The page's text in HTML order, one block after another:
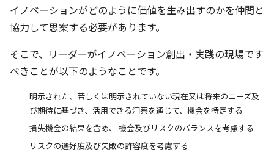
イノベーションがどのように価値を生み出すのかを仲間と
協力して思案する必要があります。
そこで、リーダーがイノベーション創出・実践の現場です
べきことが以下のようなことです。
明示された、若しくは明示されていない現在又は将来のニーズ及
び期待に基づき、活用できる洞察を通じて、機会を特定する
損失機会の結果を含め、 機会及びリスクのバランスを考慮する
リスクの選好度及び失敗の許容度を考慮する